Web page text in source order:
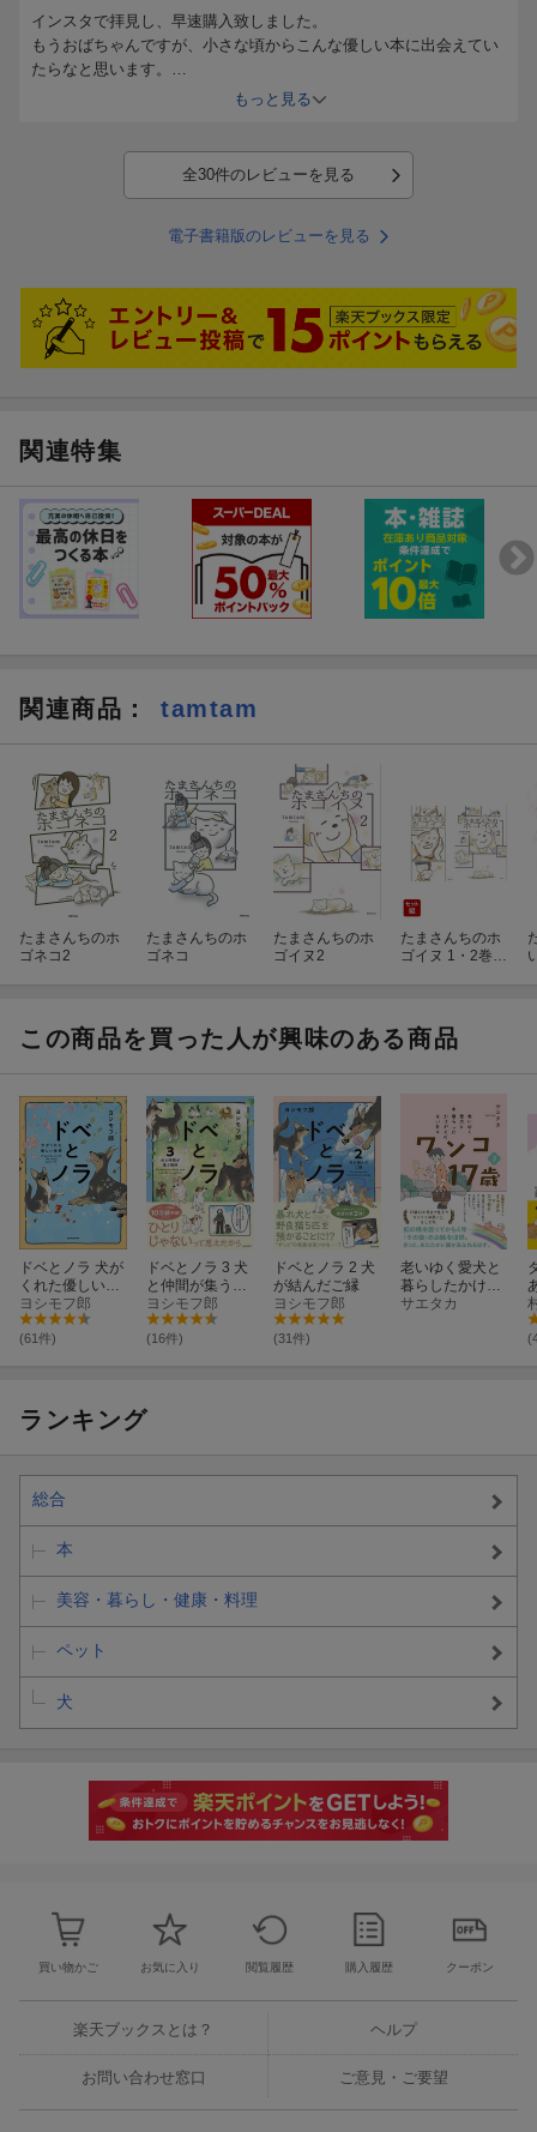
ホゴイヌたちの生涯が24枚のポストカードに
たまさんちのホゴイヌポストカードはこちら
公益財団法人の保護施設からブリーダー、動物病院勤務を経て、
ても大活躍中tamtamさん初のポストカード集。全点描きおろしの
本書には、人々との触れ合いを通したホゴイヌたちの生涯が”いの
ご自身の気持ちを綴ったり、ギフトとして贈ったり・・・・・・
大切な人や物、事を思い出しながらお楽しみいただけますよう
に。
ホゴネコたちの生涯が24枚のポストカードに
たまさんちのホゴネコポストカードはこちら
公益財団法人の保護施設からブリーダー、動物病院勤務を経て、
現在は個人で犬猫の「一時預かりボランティア」を行う傍ら、自
身の経験をもとにした作品を投稿し、コミックエッセイストとし
ても大活躍中tamtamさん初のポストカード集。全点描きおろしの
ご自身の気持ちを綴ったり、ギフトとして贈ったり・・・・・・
に。
SNSで話題のコミックエッセイ！「たまさん」シリーズ第2
「保護犬」との暮らしを綴ったコミックエッセイ『たまさんちの
ホゴイヌ』の出版から一年。
続編を望む多くの声にお応えして、「保護猫」との日々をまとめ
た『たまさんちのホゴネコ』には、
インスタグラムに投稿され多くの反響を呼んだ猫たちとのエピソ
ードに、
大幅な描きおろしを加えたかけがえのない6つの物語が綴られてい
インスタで拝見し、早速購入致しました。
もうおばちゃんですが、小さな頃からこんな優しい本に出会えてい
たらなと思います。
もっと見る
全30件のレビューを見る
電子書籍版のレビューを見る
関連特集
関連商品 ： tamtam
たまさんちのホ
ゴネコ2
たまさんちのホ
ゴネコ
たまさんちのホ
ゴイヌ2
たまさんちのホ
ゴイヌ 1・2巻セ
この商品を買った人が興味のある商品
ドベとノラ 犬が
くれた優しい世
界
ヨシモフ郎
(61件)
ドベとノラ 3 犬
と仲間が集う場
所
ヨシモフ郎
(16件)
ドベとノラ 2 犬
が結んだご縁
ヨシモフ郎
(31件)
老いゆく愛犬と
暮らしたかけが
えのない日々 ワ
サエタカ
ランキング
総合
本
美容・暮らし・健康・料理
ペット
犬
買い物かご お気に入り 閲覧履歴 購入履歴 クーポン
楽天ブックスとは？ ヘルプ
お問い合わせ窓口 ご意見・ご要望